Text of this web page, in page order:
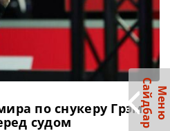
по снукеру Грэм
судом
М
е
н
ю
Са
й
д
б
а
р